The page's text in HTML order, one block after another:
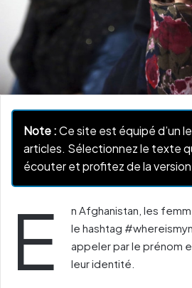
Note :Ce site est équipé d’un
articles. Sélectionnez le texte
écouter et profitez de la
E
n Afghanistan, les
le hashtag
appeler par le prénom
leur identité.